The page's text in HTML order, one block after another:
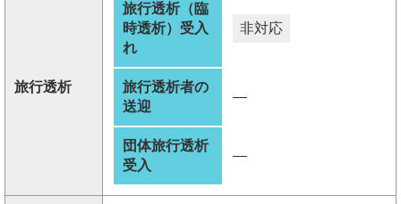
旅行透析
旅行透析（臨
時透析）受入
れ
非対応
旅行透析者の
送迎
―
団体旅行透析
受入
―